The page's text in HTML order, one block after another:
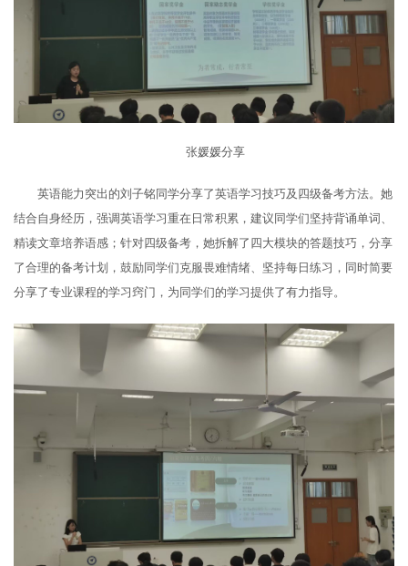
张媛媛分享
英语能力突出的刘子铭同学分享了英语学习技巧及四级备考方法。她
结合自身经历，强调英语学习重在日常积累，建议同学们坚持背诵单词、
精读文章培养语感；针对四级备考，她拆解了四大模块的答题技巧，分享
了合理的备考计划，鼓励同学们克服畏难情绪、坚持每日练习，同时简要
分享了专业课程的学习窍门，为同学们的学习提供了有力指导。